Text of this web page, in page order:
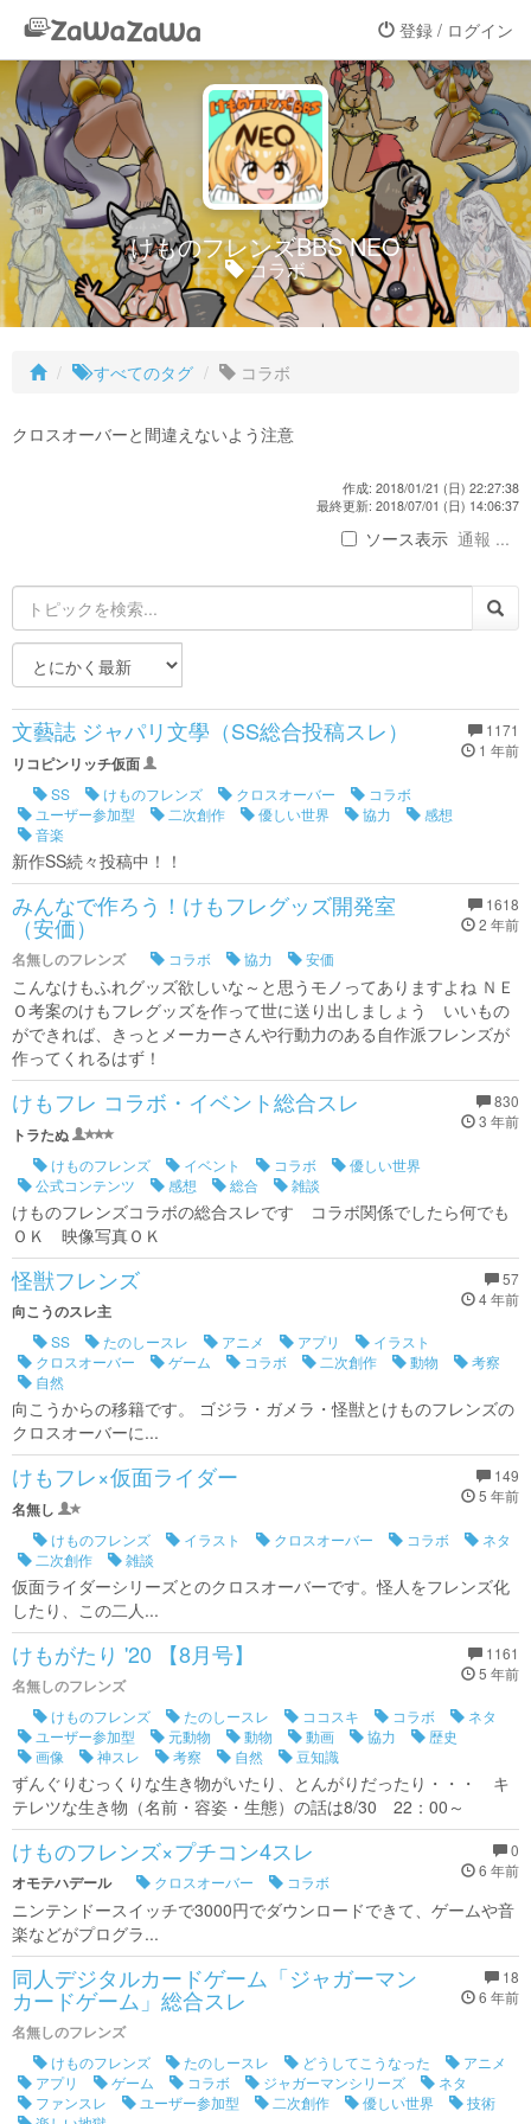
登録 / ログイン
けものフレンズBBS NEO
コラボ
すべてのタグ コラボ
クロスオーバーと間違えないよう注意
作成: 2018/01/21 (日) 22:27:38
最終更新: 2018/07/01 (日) 14:06:37
ソース表示 通報 ...
1171
1 年前
文藝誌 ジャパリ文學（SS総合投稿スレ）
リコピンリッチ仮面
SS けものフレンズ クロスオーバー
コラボ
ユーザー参加型
二次創作 優しい世界 協力
感想
音楽
新作SS続々投稿中！！
1618
2 年前
みんなで作ろう！けもフレグッズ開発室
（安価）
名無しのフレンズ コラボ 協力 安価
こんなけもふれグッズ欲しいな～と思うモノってありますよね ＮＥ
Ｏ考案のけもフレグッズを作って世に送り出しましょう いいもの
ができれば、きっとメーカーさんや行動力のある自作派フレンズが
作ってくれるはず！
830
3 年前
けもフレ コラボ・イベント総合スレ
トラたぬ
けものフレンズ イベント コラボ
優しい世界
公式コンテンツ
感想 総合 雑談
けものフレンズコラボの総合スレです コラボ関係でしたら何でも
ＯＫ 映像写真ＯＫ
57
4 年前
怪獣フレンズ
向こうのスレ主
SS たのしースレ アニメ アプリ
イラスト
クロスオーバー
ゲーム コラボ 二次創作 動物
考察
自然
向こうからの移籍です。 ゴジラ・ガメラ・怪獣とけものフレンズの
クロスオーバーに...
149
5 年前
けもフレ×仮面ライダー
名無し
けものフレンズ イラスト クロスオーバー コラボ
ネタ
二次創作
雑談
仮面ライダーシリーズとのクロスオーバーです。怪人をフレンズ化
したり、この二人...
1161
5 年前
けもがたり '20 【8月号】
名無しのフレンズ
けものフレンズ たのしースレ ココスキ コラボ
ネタ
ユーザー参加型
元動物 動物 動画 協力
歴史
画像
神スレ 考察 自然 豆知識
ずんぐりむっくりな生き物がいたり、とんがりだったり・・・ キ
テレツな生き物（名前・容姿・生態）の話は8/30 22：00～
0
6 年前
けものフレンズ×プチコン4スレ
オモテハデール クロスオーバー コラボ
ニンテンドースイッチで3000円でダウンロードできて、ゲームや音
楽などがプログラ...
18
6 年前
同人デジタルカードゲーム「ジャガーマン
カードゲーム」総合スレ
名無しのフレンズ
けものフレンズ たのしースレ どうしてこうなった
アニメ
アプリ
ゲーム コラボ ジャガーマンシリーズ
ネタ
ファンスレ
ユーザー参加型 二次創作 優しい世界
技術